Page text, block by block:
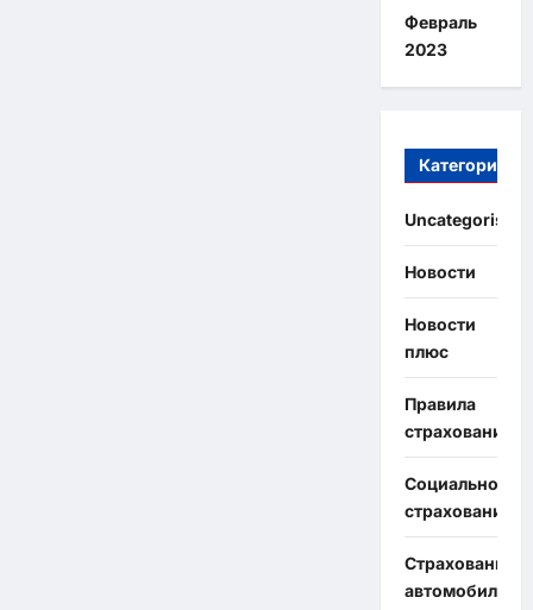
Февраль
2023
Категории
Uncategorised
Новости
Новости
плюс
Правила
страхования
Социальное
страхование
Страхование
автомобиля